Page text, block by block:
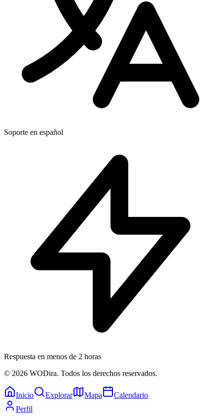
Soporte en español
Respuesta en menos de 2 horas
© 2026 WODira. Todos los derechos reservados.
Inicio Explorar Mapa
Calendario
Perfil